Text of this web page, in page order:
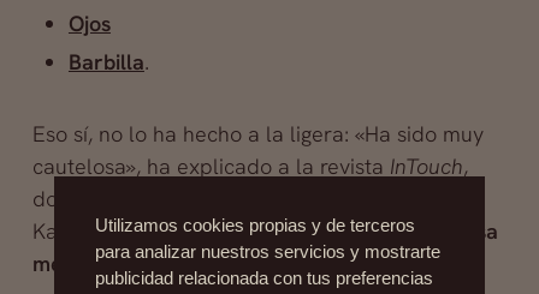
Ojos
Barbilla.
Eso sí, no lo ha hecho a la ligera: «Ha sido muy
cautelosa», ha explicado a la revista InTouch,
donde constata que la pequeña de las
Kardashian«ha experimentado una maravillosa
metamorfosis en los últimos dos años».
Utilizamos cookies propias y de terceros
para analizar nuestros servicios y mostrarte
publicidad relacionada con tus preferencias